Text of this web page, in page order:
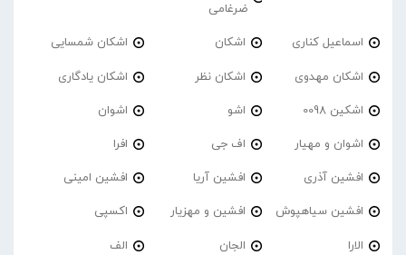
ضرغامی
اسماعیل کناری اشکان اشکان شمسایی
اشکان مهدوی اشکان نظر اشکان یادگاری
اشکین 0098 اشو اشوان
اشوان و مهیار اف جی افرا
افشین آذری افشین آریا افشین امینی
افشین سیاهپوش افشین و مهزیار اکسپی
الارا الجان الف